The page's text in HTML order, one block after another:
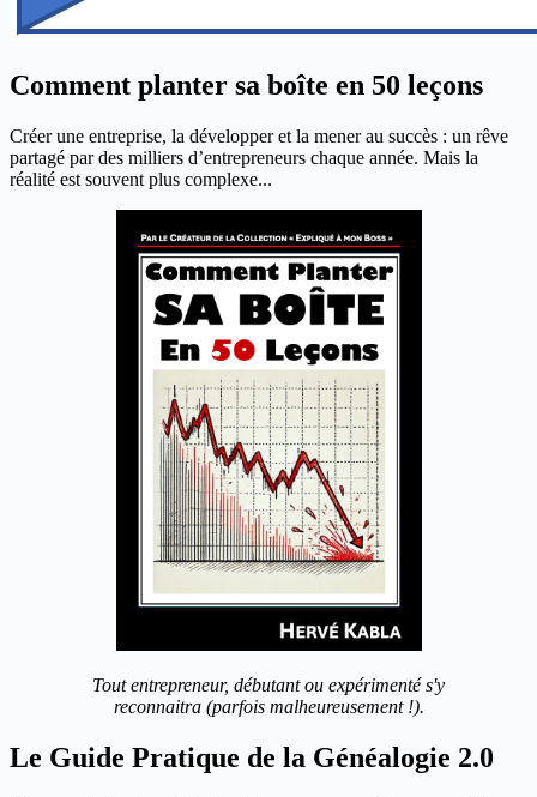
Comment planter sa boîte en 50 leçons
Créer une entreprise, la développer et la mener au succès : un rêve
partagé par des milliers d’entrepreneurs chaque année. Mais la
réalité est souvent plus complexe...
Tout entrepreneur, débutant ou expérimenté s'y
reconnaitra (parfois malheureusement !).
Le Guide Pratique de la Généalogie 2.0